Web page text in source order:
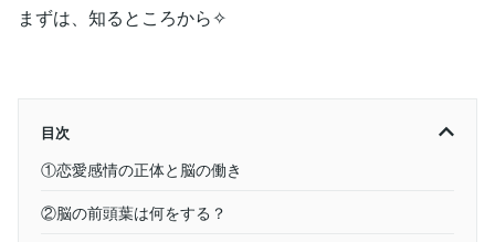
まずは、知るところから✧
目次
①恋愛感情の正体と脳の働き
②脳の前頭葉は何をする？